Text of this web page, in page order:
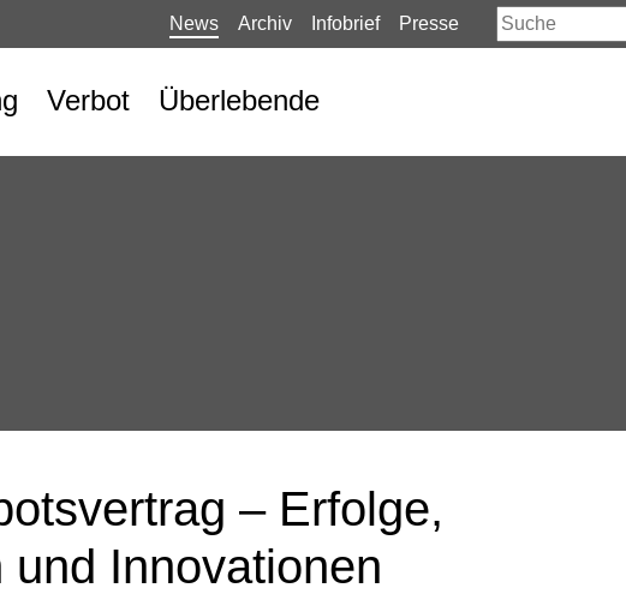
News Archiv Infobrief Presse
Verbot Überlebende
– Erfolge,
Innovationen